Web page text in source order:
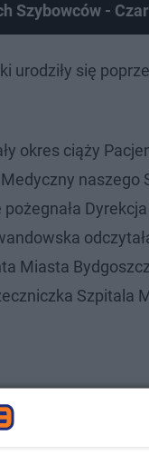
Szybowców -
urodziły się
okres ciąży
naszego
pożegnała
Miasta
Szpitala
zapłodnienie